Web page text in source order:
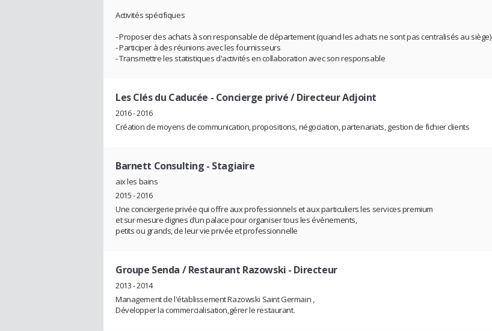
Activités spécifiques
- Proposer des achats à son responsable de département (quand les achats ne sont pas centralisés au siège)
- Participer à des réunions avec les fournisseurs
- Transmettre les statistiques d'activités en collaboration avec son responsable
Les Clés du Caducée - Concierge privé / Directeur Adjoint
2016 - 2016
Création de moyens de communication, propositions, négociation, partenariats, gestion de fichier clients
Barnett Consulting - Stagiaire
aix les bains
2015 - 2016
Une conciergerie privée qui offre aux professionnels et aux particuliers les services premium
et sur mesure dignes d’un palace pour organiser tous les évènements,
petits ou grands, de leur vie privée et professionnelle
Groupe Senda / Restaurant Razowski - Directeur
2013 - 2014
Management de l'établissement Razowski Saint Germain ,
Développer la commercialisation,gérer le restaurant.